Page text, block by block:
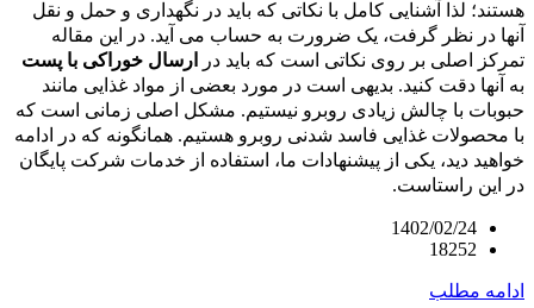
هستند؛ لذا آشنایی کامل با نکاتی که باید در نگهداری و حمل و نقل
آنها در نظر گرفت، یک ضرورت به حساب می آید. در این مقاله
تمرکز اصلی بر روی نکاتی است که باید در
ارسال خوراکی با پست
به آنها دقت کنید. بدیهی است در مورد بعضی از مواد غذایی مانند
حبوبات با چالش زیادی روبرو نیستیم. مشکل اصلی زمانی است که
با محصولات غذایی فاسد شدنی روبرو هستیم. همانگونه که در ادامه
خواهید دید، یکی از پیشنهادات ما، استفاده از خدمات شرکت پایگان
در این راستاست.
1402/02/24
18252
ادامه مطلب